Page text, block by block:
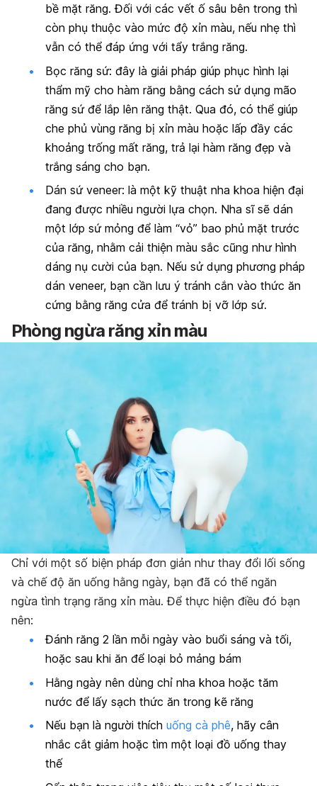
bề mặt răng. Đối với các vết ố sâu bên trong thì
còn phụ thuộc vào mức độ xỉn màu, nếu nhẹ thì
vẫn có thể đáp ứng với tẩy trắng răng.
Bọc răng sứ: đây là giải pháp giúp phục hình lại
thẩm mỹ cho hàm răng bằng cách sử dụng mão
răng sứ để lắp lên răng thật. Qua đó, có thể giúp
che phủ vùng răng bị xỉn màu hoặc lấp đầy các
khoảng trống mất răng, trả lại hàm răng đẹp và
trắng sáng cho bạn.
Dán sứ veneer: là một kỹ thuật nha khoa hiện đại
đang được nhiều người lựa chọn. Nha sĩ sẽ dán
một lớp sứ mỏng để làm “vỏ” bao phủ mặt trước
của răng, nhằm cải thiện màu sắc cũng như hình
dáng nụ cười của bạn. Nếu sử dụng phương pháp
dán veneer, bạn cần lưu ý tránh cắn vào thức ăn
cứng bằng răng cửa để tránh bị vỡ lớp sứ.
Phòng ngừa răng xỉn màu
Chỉ với một số biện pháp đơn giản như thay đổi lối sống
và chế độ ăn uống hằng ngày, bạn đã có thể ngăn
ngừa tình trạng răng xỉn màu. Để thực hiện điều đó bạn
nên:
Đánh răng 2 lần mỗi ngày vào buổi sáng và tối,
hoặc sau khi ăn để loại bỏ mảng bám
Hằng ngày nên dùng chỉ nha khoa hoặc tăm
nước để lấy sạch thức ăn trong kẽ răng
Nếu bạn là người thích uống cà phê, hãy cân
nhắc cắt giảm hoặc tìm một loại đồ uống thay
thế